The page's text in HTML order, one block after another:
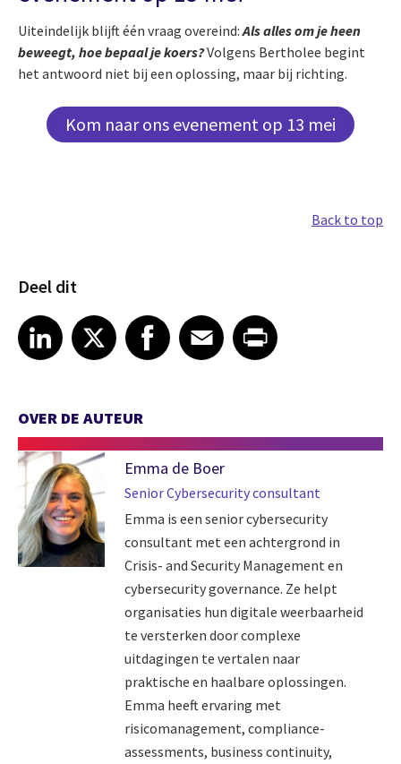
Uiteindelijk blijft één vraag overeind:Als alles om je heen
beweegt, hoe bepaal je koers?Volgens Bertholee begint
het antwoord niet bij een oplossing, maar bij richting.
Kom naar ons evenement op 13 mei
Back to top
Deel dit
Share article on LinkedIn
LinkedIn
Share article on XShare article on Facebook
Facebook
Share article on Email
EmailShare article on Print
OVER DE AUTEUR
Emma de Boer
Senior Cybersecurity consultant
Emma is een senior cybersecurity
consultant met een achtergrond in
Crisis- and Security Management en
cybersecurity governance. Ze helpt
organisaties hun digitale weerbaarheid
te versterken door complexe
uitdagingen te vertalen naar
praktische en haalbare oplossingen.
Emma heeft ervaring met
risicomanagement, compliance-
assessments, business continuity,